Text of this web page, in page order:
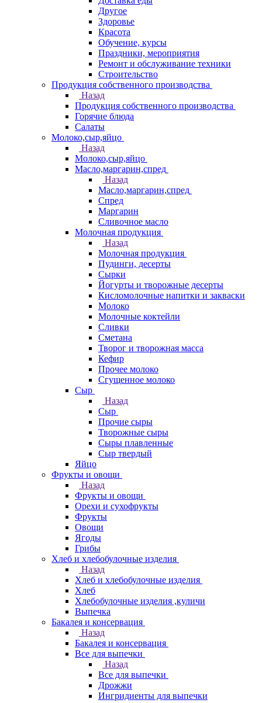
Другое
Здоровье
Красота
Обучение, курсы
Праздники, мероприятия
Ремонт и обслуживание техники
Строительство
Продукция собственного производства
Назад
Продукция собственного производства
Горячие блюда
Салаты
Молоко,сыр,яйцо
Назад
Молоко,сыр,яйцо
Масло,маргарин,спред
Назад
Масло,маргарин,спред
Спред
Маргарин
Сливочное масло
Молочная продукция
Назад
Молочная продукция
Пудинги, десерты
Сырки
Йогурты и творожные десерты
Кисломолочные напитки и закваски
Молоко
Молочные коктейли
Сливки
Сметана
Творог и творожная масса
Кефир
Прочее молоко
Сгущенное молоко
Сыр
Назад
Сыр
Прочие сыры
Творожные сыры
Сыры плавленные
Сыр твердый
Яйцо
Фрукты и овощи
Назад
Фрукты и овощи
Орехи и сухофрукты
Фрукты
Овощи
Ягоды
Грибы
Хлеб и хлебобулочные изделия
Назад
Хлеб и хлебобулочные изделия
Хлеб
Хлебобулочные изделия ,куличи
Выпечка
Бакалея и консервация
Назад
Бакалея и консервация
Все для выпечки
Назад
Все для выпечки
Дрожжи
Ингридиенты для выпечки